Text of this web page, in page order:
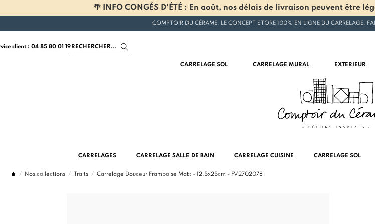
🌴 INFO CONGÉS D'ÉTÉ : En août, nos délais de livraison peuvent être
COMPTOIR DU CÉRAME, LE CONCEPT STORE 100% EN LIGNE DU CARRELAGE,
client : 04 85 80 01 19
CARRELAGE SOL CARRELAGE MURAL EXTERIEUR
CARRELAGES CARRELAGE SALLE DE BAIN CARRELAGE CUISINE CARRELAGE SOL
Nos collections Traits Carrelage Douceur Framboise Matt - 12.5x25cm - FV2702078